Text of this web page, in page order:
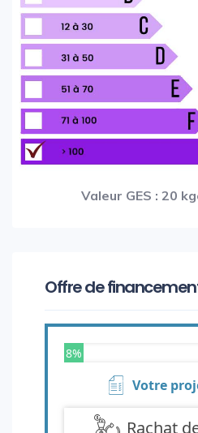
Valeur GES : 20
Offre de